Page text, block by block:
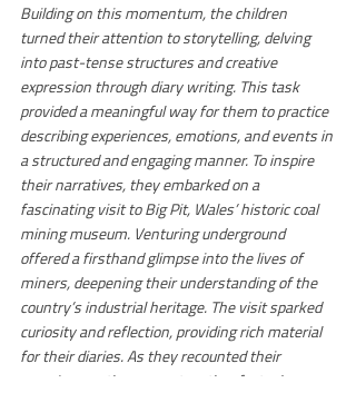
Building on this momentum, the children
turned their attention to storytelling, delving
into past-tense structures and creative
expression through diary writing. This task
provided a meaningful way for them to practice
describing experiences, emotions, and events in
a structured and engaging manner. To inspire
their narratives, they embarked on a
fascinating visit to Big Pit, Wales’ historic coal
mining museum. Venturing underground
offered a firsthand glimpse into the lives of
miners, deepening their understanding of the
country’s industrial heritage. The visit sparked
curiosity and reflection, providing rich material
for their diaries. As they recounted their
experiences, they wove together factual